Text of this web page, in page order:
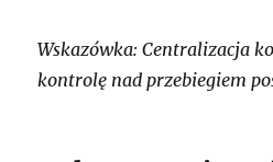
Wskazówka: Centralizacja
kontrolę nad przebiegiem